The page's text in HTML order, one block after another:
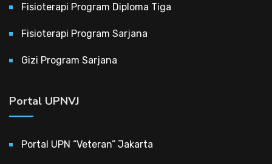
Fisioterapi Program Diploma Tiga
Fisioterapi Program Sarjana
Gizi Program Sarjana
Portal UPNVJ
Portal UPN “Veteran” Jakarta